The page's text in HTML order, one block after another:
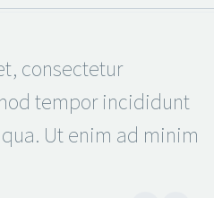
consectetur
tempor incididunt
Ut enim ad minim